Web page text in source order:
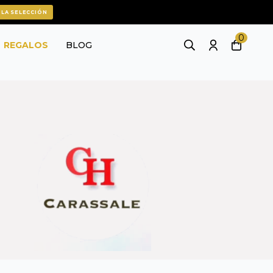
SELECCIÓN
REGALOS BLOG
0